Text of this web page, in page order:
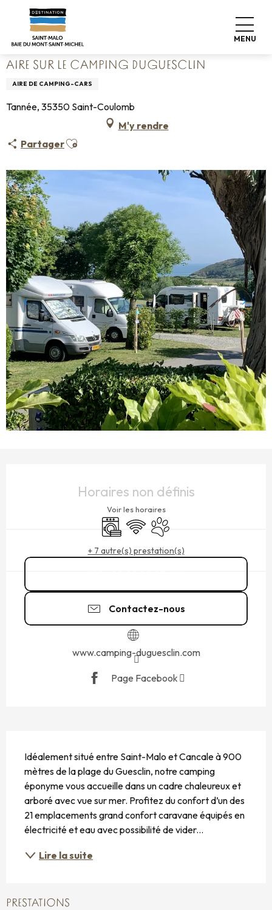
contenu
MENU
Accueil Poser ses valises
Campings
Aire sur le camping Duguesclin
AIRE SUR LE CAMPING DUGUESCLIN
AIRE DE CAMPING-CARS
Tannée, 35350 Saint-Coulomb
M'y rendre
PartagerAjouter aux favoris
Horaires non définis
Voir les horaires
Lave linge
WiFi Animaux acceptés
+ 7 autre(s) prestation(s)
Contactez-nous
www.camping-duguesclin.com
Page Facebook
Idéalement situé entre Saint-Malo et Cancale à 900
mètres de la plage du Guesclin, notre camping
éponyme vous accueille dans un cadre chaleureux et
arboré avec vue sur mer. Profitez du confort d’un des
21 emplacements grand confort caravane équipés en
électricité et eau avec possibilité de vider...
Lire la suite
PRESTATIONS